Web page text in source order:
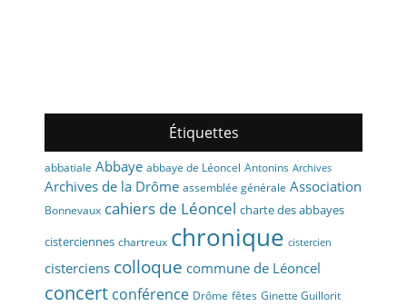
Étiquettes
abbatiale Abbaye abbaye de Léoncel Antonins Archives
Archives de la Drôme assemblée générale Association
Bonnevaux cahiers de Léoncel charte des abbayes
cisterciennes chartreux chronique cistercien
cisterciens colloque commune de Léoncel
concert conférence Drôme fêtes Ginette Guillorit